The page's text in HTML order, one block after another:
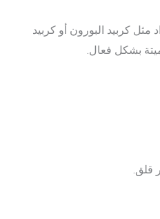
كربيد البورون أو كربيد
بشكل فعال.
قلق.